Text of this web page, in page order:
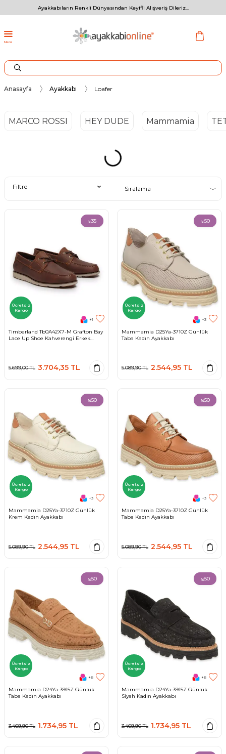
Ayakkabıların Renkli Dünyasından Keyifli Alışveriş Dileriz...
Menü
Anasayfa Ayakkabı Loafer
MARCO ROSSI HEY DUDE Mammamia
Filtre
%35
Ücretsiz
Kargo
+1
Timberland Tb0A42X7-M Grafton Bay
Lace Up Shoe Kahverengi Erkek
5.699,00TL 3.704,35 TL
%50
Ücretsiz
Kargo
+3
Mammamia D25Ya-3710Z Günlük
Taba Kadın Ayakkabı
5.089,90TL 2.544,95 TL
%50
Ücretsiz
Kargo
+3
Mammamia D25Ya-3710Z Günlük
Krem Kadın Ayakkabı
5.089,90TL 2.544,95 TL
%50
Ücretsiz
Kargo
+3
Mammamia D25Ya-3710Z Günlük
Taba Kadın Ayakkabı
5.089,90TL 2.544,95 TL
%50
Ücretsiz
Kargo
+6
Mammamia D24Ya-3915Z Günlük
Taba Kadın Ayakkabı
3.469,90TL 1.734,95 TL
%50
Ücretsiz
Kargo
+6
Mammamia D24Ya-3915Z Günlük
Siyah Kadın Ayakkabı
3.469,90TL 1.734,95 TL